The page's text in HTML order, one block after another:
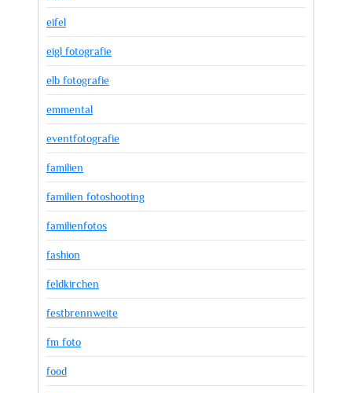
eifel
eigl fotografie
elb fotografie
emmental
eventfotografie
familien
familien fotoshooting
familienfotos
fashion
feldkirchen
festbrennweite
fm foto
food